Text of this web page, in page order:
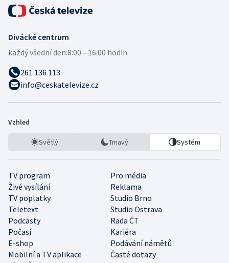
Divácké centrum
každý všední den:8:00—16:00 hodin
261 136 113
info@ceskatelevize.cz
Vzhled
Světlý Tmavý Systém
TV program
Pro média
Živé vysílání
Reklama
TV poplatky
Studio Brno
Teletext
Studio Ostrava
Podcasty
Rada ČT
Počasí
Kariéra
E-shop
Podávání námětů
Mobilní a TV aplikace
Časté dotazy